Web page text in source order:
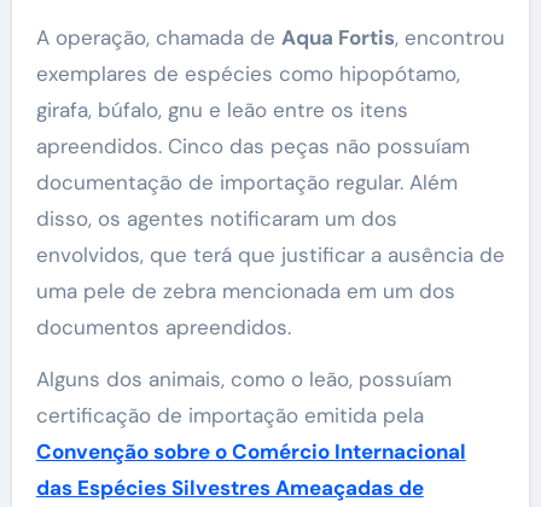
A operação, chamada de Aqua Fortis, encontrou
exemplares de espécies como hipopótamo,
girafa, búfalo, gnu e leão entre os itens
apreendidos. Cinco das peças não possuíam
documentação de importação regular. Além
disso, os agentes notificaram um dos
envolvidos, que terá que justificar a ausência de
uma pele de zebra mencionada em um dos
documentos apreendidos.
Alguns dos animais, como o leão, possuíam
certificação de importação emitida pela
Convenção sobre o Comércio Internacional
das Espécies Silvestres Ameaçadas de